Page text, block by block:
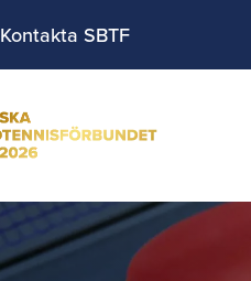
Kontakta SBTF